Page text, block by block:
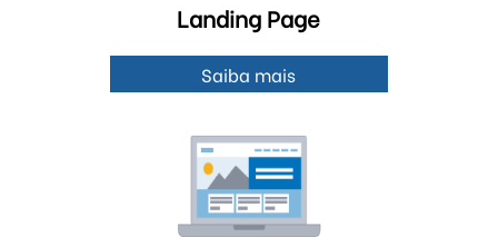
Landing Page
Saiba mais